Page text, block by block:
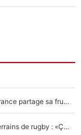
Mis de côté par Fabien Galthié, un joueur du XV de France partage sa frustration : «ils ne me l’ont pas dit tout de suite»
La raison d'être de Matthieu Jalibert en dehors des terrains de rugby : «Ça m'atteint autant que si tu touches à un membre de ma famille»